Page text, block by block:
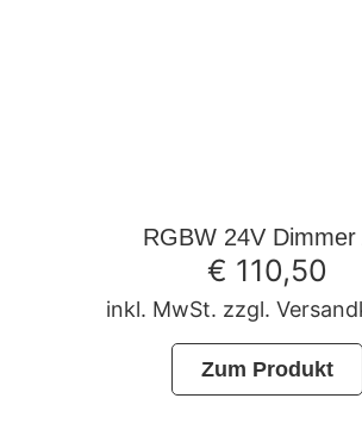
RGBW 24V Dimmer
€ 110,50
inkl. MwSt. zzgl.
Zum Produkt